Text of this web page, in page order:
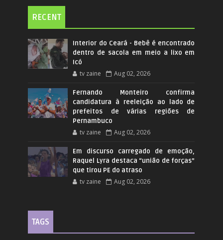
RECENT
Interior do Ceará - Bebê é encontrado
dentro de sacola em meio a lixo em
Icó
tv zaine Aug 02, 2026
Fernando Monteiro confirma
candidatura à reeleição ao lado de
prefeitos de várias regiões de
Pernambuco
tv zaine Aug 02, 2026
Em discurso carregado de emoção,
Raquel Lyra destaca “união de forças”
que tirou PE do atraso
tv zaine Aug 02, 2026
TAGS